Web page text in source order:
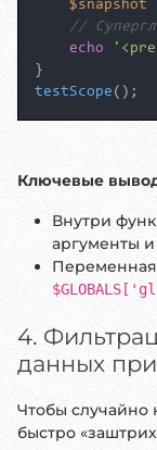
$snapshot
//
echo
testScope ();
Ключевые
Внутри
аргументы
Переменная
4.
данных
Чтобы случайно
быстро